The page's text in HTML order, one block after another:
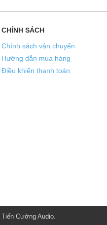
CHÍNH SÁCH
Chính sách vận chuyển
Hướng dẫn mua hàng
Điều khiển thanh toán
Tiến Cường Audio